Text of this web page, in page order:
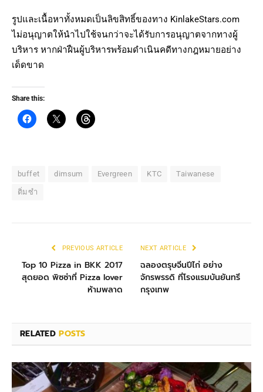
รูปและเนื้อหาทั้งหมดเป็นลิขสิทธิ์ของทาง KinlakeStars.com
ไม่อนุญาตให้นำไปใช้จนกว่าจะได้รับการอนุญาตจากทางผู้
บริหาร หากฝ่าฝืนผู้บริหารพร้อมดำเนินคดีทางกฎหมายอย่าง
เด็ดขาด
Share this:
buffet dimsum Evergreen KTC Taiwanese
ติ่มซำ
PREVIOUS ARTICLE
Top 10 Pizza in BKK 2017
สุดยอด พิซซ่าที่ Pizza lover
ห้ามพลาด
NEXT ARTICLE
ฉลองตรุษจีนปีไก่ อย่าง
จักรพรรดิ ที่โรงแรมบันยันทรี
กรุงเทพ
RELATEDPOSTS